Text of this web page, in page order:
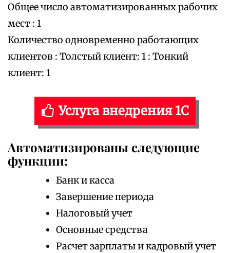
Общее число автоматизированных рабочих
мест : 1
Количество одновременно работающих
клиентов : Толстый клиент: 1 : Тонкий
клиент: 1
Услуга внедрения 1С
Автоматизированы следующие
функции:
Банк и касса
Завершение периода
Налоговый учет
Основные средства
Расчет зарплаты и кадровый учет